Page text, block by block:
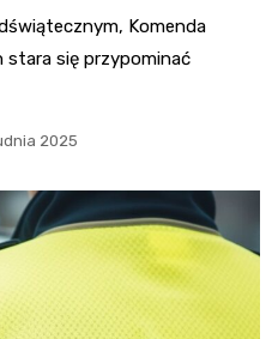
Komenda
stara się przypominać
2025